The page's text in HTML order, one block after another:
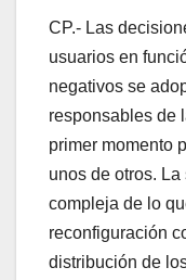
CP.- Las
usuarios en
negativos se
responsables de
primer momento
unos de otros.
compleja de lo
reconfiguración
distribución de